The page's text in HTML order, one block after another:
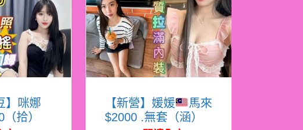
】咪娜
拾）
【新營】媛媛
馬來
$2000 .無套（涵）